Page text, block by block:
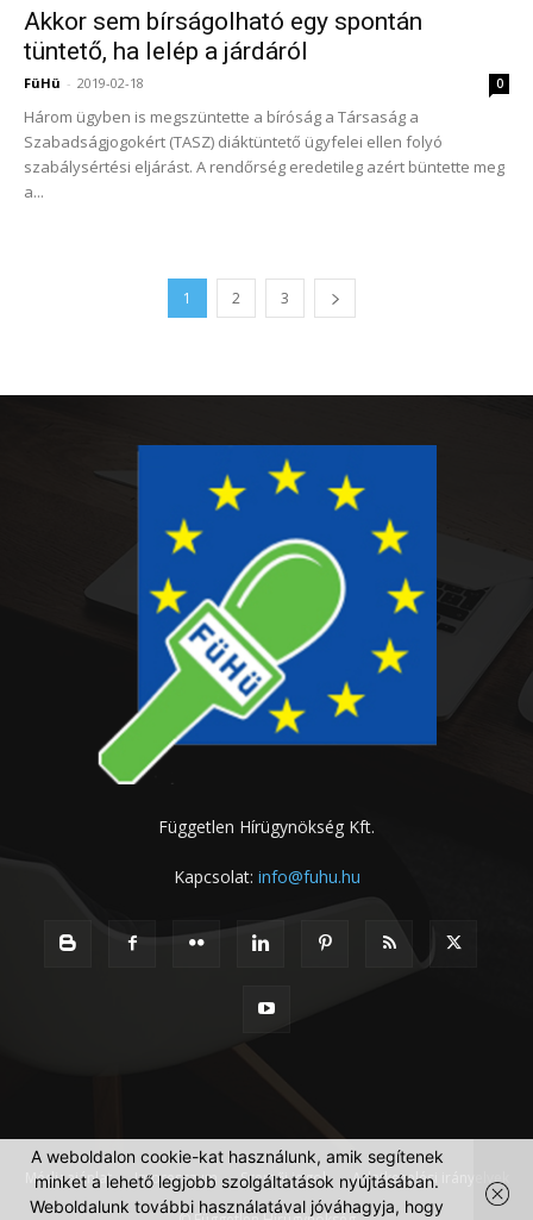
Akkor sem bírságolható egy spontán
tüntető, ha lelép a járdáról
FüHü - 2019-02-18 0
Három ügyben is megszüntette a bíróság a Társaság a
Szabadságjogokért (TASZ) diáktüntető ügyfelei ellen folyó
szabálysértési eljárást. A rendőrség eredetileg azért büntette meg
a...
1 2 3
Független Hírügynökség Kft.
Kapcsolat: info@fuhu.hu
Médiaajánlat Impresszum Szerzői jogok Adatkezelési irányelvek
A weboldalon cookie-kat használunk, amik segítenek
minket a lehető legjobb szolgáltatások nyújtásában.
Weboldalunk további használatával jóváhagyja, hogy